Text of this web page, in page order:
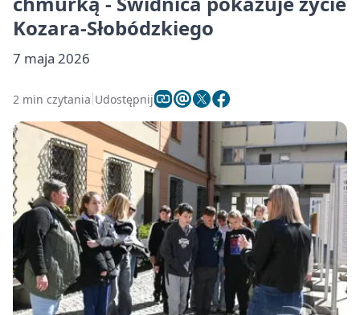
Kozara-Słobódzkiego
7 maja 2026
2 min czytania Udostępnij